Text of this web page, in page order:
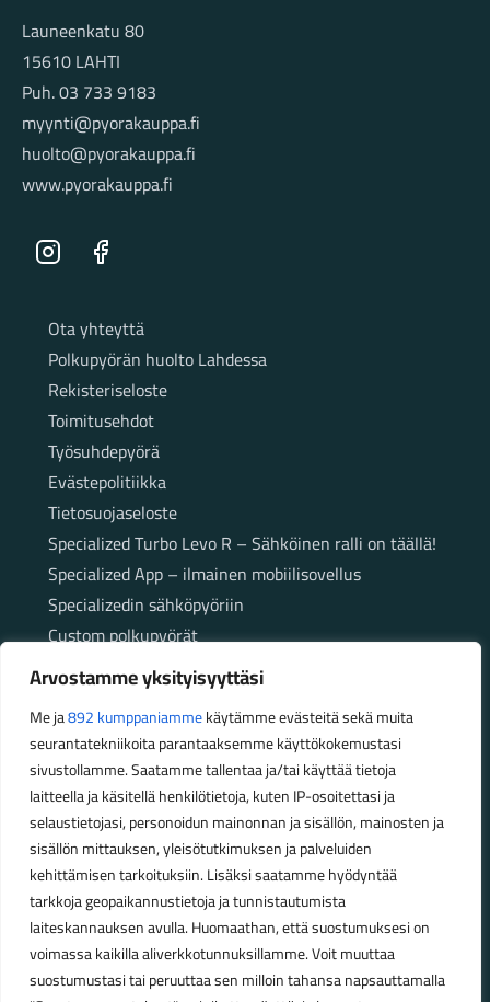
Arvostamme yksityisyyttäsi
Me ja892 kumppaniammekäytämme evästeitä sekä muita
seurantatekniikoita parantaaksemme käyttökokemustasi
sivustollamme. Saatamme tallentaa ja/tai käyttää tietoja
laitteella ja käsitellä henkilötietoja, kuten IP-osoitettasi ja
selaustietojasi, personoidun mainonnan ja sisällön, mainosten ja
sisällön mittauksen, yleisötutkimuksen ja palveluiden
kehittämisen tarkoituksiin. Lisäksi saatamme hyödyntää
tarkkoja geopaikannustietoja ja tunnistautumista
laiteskannauksen avulla. Huomaathan, että suostumuksesi on
voimassa kaikilla aliverkkotunnuksillamme. Voit muuttaa
suostumustasi tai peruuttaa sen milloin tahansa napsauttamalla
Launeenkatu 80
15610 LAHTI
Puh. 03 733 9183
myynti@pyorakauppa.fi
huolto@pyorakauppa.fi
www.pyorakauppa.fi
Instagram Facebook
SivutOta yhteyttä
Polkupyörän huolto Lahdessa
Rekisteriseloste
Toimitusehdot
Työsuhdepyörä
Evästepolitiikka
Tietosuojaseloste
Specialized Turbo Levo R – Sähköinen ralli on täällä!
Specialized App – ilmainen mobiilisovellus
Specializedin sähköpyöriin
Custom polkupyörät
Fatbikellä helppoa ja huoletonta etenemistä
maastossa
Aukioloajat
Talvikauden aukioloajat (1.10.2025 – 28.2.2026)
Ma-Pe 10-18
La 10-14
Kesäkauden aukioloajat (1.3.2026 – 30.9.2026)
Ma-Pe 10-18
La 9-15